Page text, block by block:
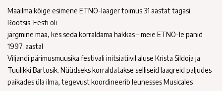
Maailma kõige esimene ETNO-laager toimus 31 aastat tagasi
Rootsis. Eesti oli
järgmine maa, kes seda korraldama hakkas – meie ETNO-le panid
1997. aastal
Viljandi pärimusmuusika festivali initsiatiivil aluse Krista Sildoja ja
Tuulikki Bartosik. Nüüdseks korraldatakse selliseid laagreid paljudes
paikades üla ilma, tegevust koordineerib Jeunesses Musicales